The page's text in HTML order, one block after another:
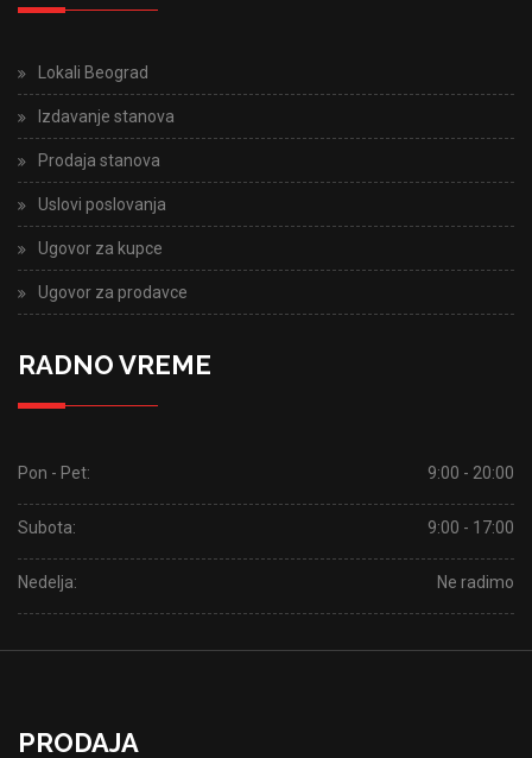
Lokali Beograd
Izdavanje stanova
Prodaja stanova
Uslovi poslovanja
Ugovor za kupce
Ugovor za prodavce
RADNO VREME
Pon - Pet: 9:00 - 20:00
Subota: 9:00 - 17:00
Nedelja: Ne radimo
PRODAJA